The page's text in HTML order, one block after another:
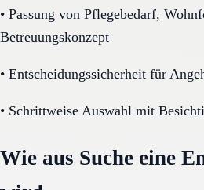
• Passung von Pflegebedarf,
Betreuungskonzept
• Entscheidungssicherheit für
• Schrittweise Auswahl mit
Wie aus Suche eine